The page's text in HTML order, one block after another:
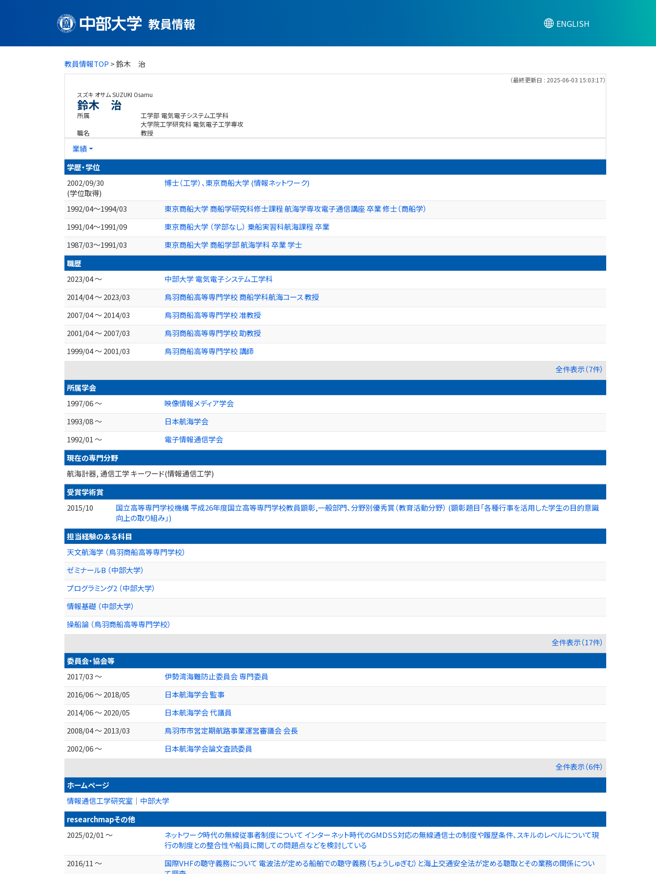
教員情報 ENGLISH
教員情報TOP > 鈴木 治
（最終更新日 : 2025-06-03 15:03:17）
スズキ オサムSUZUKI Osamu
鈴木 治
所属
工学部 電気電子システム工学科
大学院工学研究科 電気電子工学専攻
職名
教授
業績
学歴・学位
2002/09/30
(学位取得)
博士（工学）、東京商船大学 (情報ネットワーク)
1992/04～1994/03
東京商船大学 商船学研究科修士課程 航海学専攻電子通信講座 卒業 修士（商船学）
1991/04～1991/09
東京商船大学 （学部なし） 乗船実習科航海課程 卒業
1987/03～1991/03
東京商船大学 商船学部 航海学科 卒業 学士
職歴
2023/04 ～
中部大学 電気電子システム工学科
2014/04 ～ 2023/03
鳥羽商船高等専門学校 商船学科航海コース 教授
2007/04 ～ 2014/03
鳥羽商船高等専門学校 准教授
2001/04 ～ 2007/03
鳥羽商船高等専門学校 助教授
1999/04 ～ 2001/03
鳥羽商船高等専門学校 講師
全件表示（7件）
所属学会
1997/06 ～
映像情報メディア学会
1993/08 ～
日本航海学会
1992/01 ～
電子情報通信学会
現在の専門分野
航海計器, 通信工学 キーワード(情報通信工学)
受賞学術賞
2015/10
国立高等専門学校機構 平成26年度国立高等専門学校教員顕彰,一般部門、分野別優秀賞（教育活動分野） (顕彰題目「各種行事を活用した学生の目的意識
向上の取り組み」)
担当経験のある科目
天文航海学 （鳥羽商船高等専門学校）
ゼミナールB （中部大学）
プログラミング2 （中部大学）
情報基礎 （中部大学）
操船論 （鳥羽商船高等専門学校）
全件表示（17件）
委員会・協会等
2017/03 ～
伊勢湾海難防止委員会 専門委員
2016/06 ～ 2018/05
日本航海学会 監事
2014/06 ～ 2020/05
日本航海学会 代議員
2008/04 ～ 2013/03
鳥羽市市営定期航路事業運営審議会 会長
2002/06 ～
日本航海学会論文査読委員
全件表示（6件）
ホームページ
情報通信工学研究室｜中部大学
researchmapその他
2025/02/01 ～
ネットワーク時代の無線従事者制度について インターネット時代のGMDSS対応の無線通信士の制度や履歴条件、スキルのレベルについて現
行の制度との整合性や船員に関しての問題点などを検討している
2016/11 ～
国際VHFの聴守義務について 電波法が定める船舶での聴守義務（ちょうしゅぎむ）と海上交通安全法が定める聴取とその業務の関係につい